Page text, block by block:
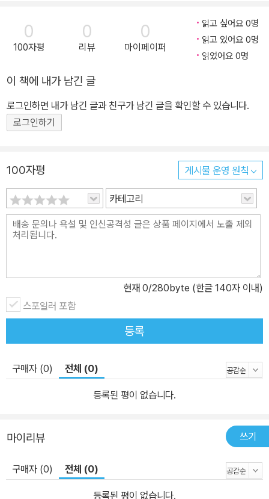
0
100자평
0
리뷰
0
마이페이퍼
읽고 싶어요 0명
읽고 있어요 0명
읽었어요 0명
이 책에 내가 남긴 글
로그인하면 내가 남긴 글과 친구가 남긴 글을 확인할 수 있습니다.
로그인하기
100자평 게시물 운영 원칙
카테고리
현재 0/280byte (한글 140자 이내)
스포일러 포함
등록
구매자 (0) 전체 (0)
등록된 평이 없습니다.
마이리뷰 쓰기
구매자 (0) 전체 (0)
등록된 평이 없습니다.